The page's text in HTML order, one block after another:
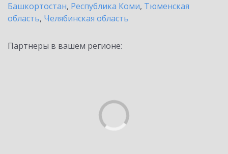
Башкортостан, Республика Коми, Тюменская
область, Челябинская область
Партнеры в вашем регионе: